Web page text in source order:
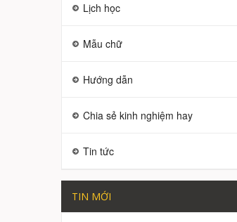
Lịch học
Mẫu chữ
Hướng dẫn
Chia sẻ kinh nghiệm hay
Tin tức
TIN MỚI